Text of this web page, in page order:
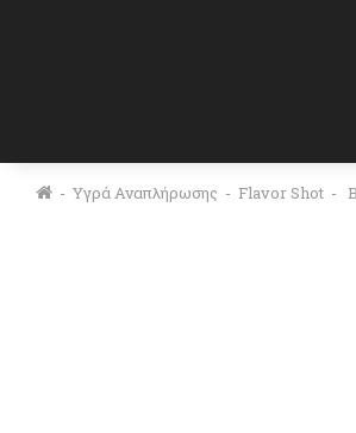
Υγρά Αναπλήρωσης Flavor Shot